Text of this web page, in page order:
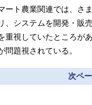
ート農業関連では、さ
、システムを開発・販
重視していたところが
問題視されている。
次ペ